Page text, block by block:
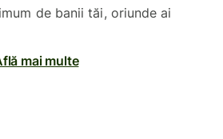
de banii tăi, oriunde ai
mai multe